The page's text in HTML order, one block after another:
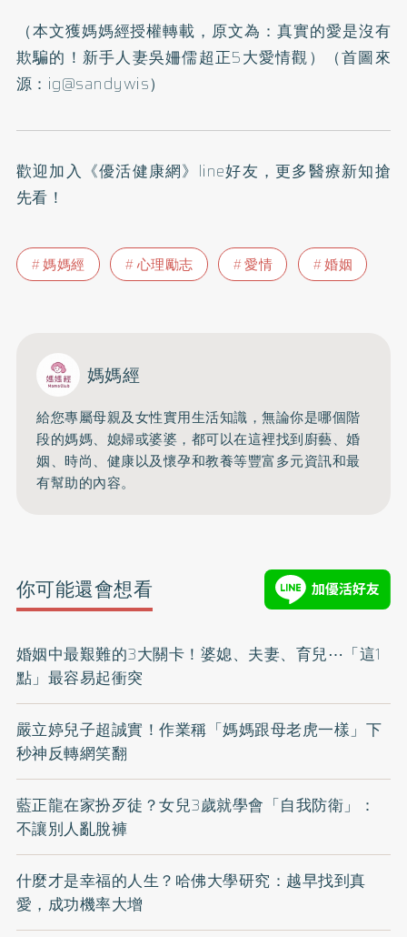
（本文獲媽媽經授權轉載，原文為： 真實的愛是沒有
欺騙的！新手人妻吳姍儒超正5大愛情觀）（首圖來
源： ig@sandywis）
歡迎加入 《優活健康網》line好友 ，更多醫療新知搶
先看！
媽媽經 心理勵志 愛情 婚姻
媽媽經
給您專屬母親及女性實用生活知識，無論你是哪個階
段的媽媽、媳婦或婆婆，都可以在這裡找到廚藝、婚
姻、時尚、健康以及懷孕和教養等豐富多元資訊和最
有幫助的內容。
你可能還會想看
婚姻中最艱難的3大關卡！婆媳、夫妻、育兒⋯「這1
點」最容易起衝突
嚴立婷兒子超誠實！作業稱「媽媽跟母老虎一樣」下
秒神反轉網笑翻
藍正龍在家扮歹徒？女兒3歲就學會「自我防衛」：
不讓別人亂脫褲
什麼才是幸福的人生？哈佛大學研究：越早找到真
愛，成功機率大增